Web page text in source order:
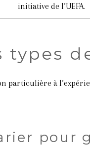
initiative de l’UEFA.
types
particulière à
pour